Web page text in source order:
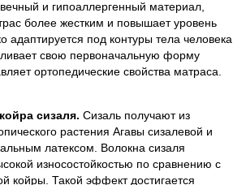
и гипоаллергенный материал,
более жестким и повышает уровень
адаптируется под контуры тела человека
свою первоначальную форму
ортопедические свойства матраса.
сизаля. Сизаль получают из
растения Агавы сизалевой и
латексом. Волокна сизаля
износостойкостью по сравнению с
койры. Такой эффект достигается